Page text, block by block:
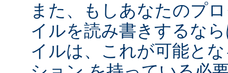
また、もしあなたのプ
イルを読み書きするな
イルは、これが可能と